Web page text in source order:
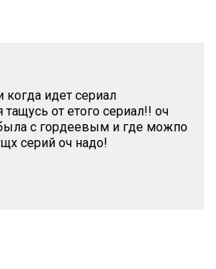
когда идет сериал
от етого сериал!! оч
с гордеевым и где можпо
серий оч надо!